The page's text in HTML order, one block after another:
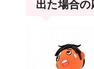
出た場合の